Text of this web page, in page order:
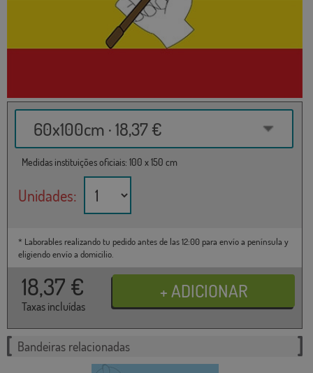
60x100cm · 18,37 €
Medidas instituições oficiais: 100 x 150 cm
Unidades:
* Laborables realizando tu pedido antes de las 12:00 para envío a península y
eligiendo envío a domicilio.
18,37 €
Taxas incluídas
Bandeiras relacionadas